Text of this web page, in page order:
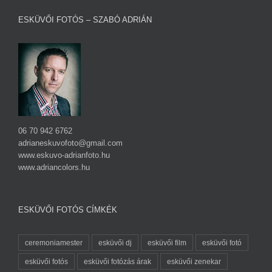
ESKÜVŐI FOTÓS – SZABÓ ADRIÁN
06 70 942 6762
adrianeskuvofoto@gmail.com
www.eskuvo-adrianfoto.hu
www.adriancolors.hu
ESKÜVŐI FOTÓS CÍMKÉK
ceremoniamester esküvői dj esküvői film esküvői fotó
esküvői fotós esküvői fotózás árak esküvői zenekar